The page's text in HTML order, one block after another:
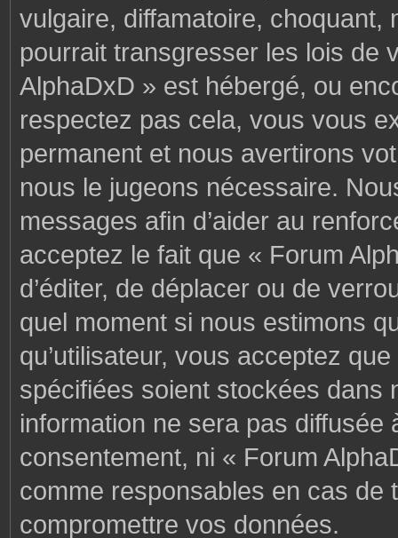
vulgaire, diffamatoire, choquant,
pourrait transgresser les lois de
AlphaDxD » est hébergé, ou
respectez pas cela, vous vous
permanent et nous avertirons
nous le jugeons nécessaire.
messages afin d’aider au
acceptez le fait que « Forum
d’éditer, de déplacer ou de
quel moment si nous estimons
qu’utilisateur, vous acceptez
spécifiées soient stockées dans
information ne sera pas
consentement, ni « Forum
comme responsables en cas de
compromettre vos données.